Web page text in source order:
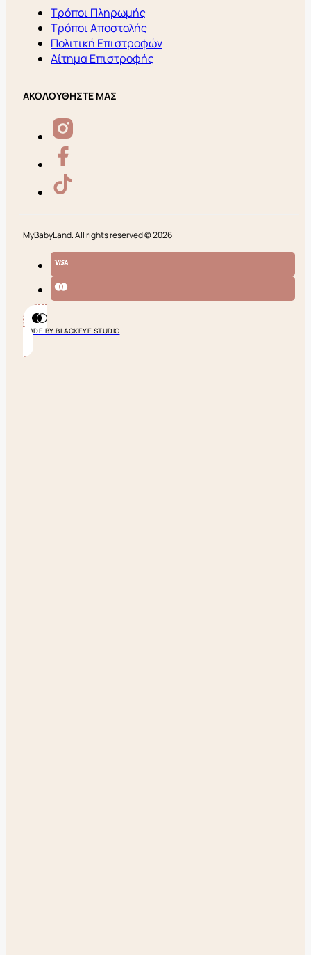
Τρόποι Πληρωμής
Τρόποι Αποστολής
Πολιτική Επιστροφών
Αίτημα Επιστροφής
ΑΚΟΛΟΥΘΗΣΤΕ ΜΑΣ
MyBabyLand. All rights reserved © 2026
MADE BY BLACKEYE STUDIO